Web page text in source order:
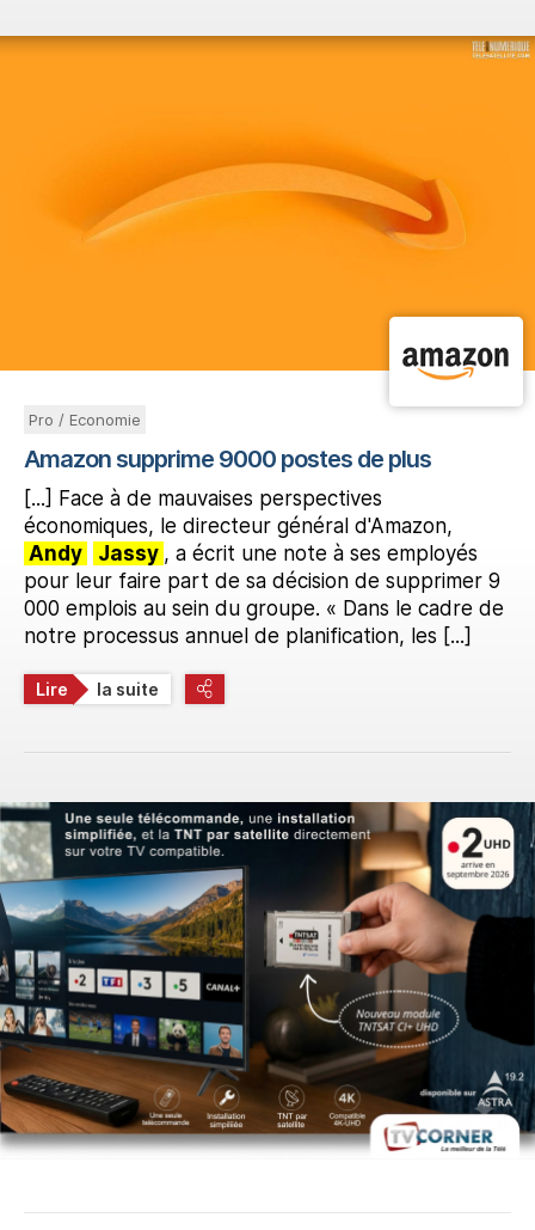
Pro / Economie
Amazon supprime 9000 postes de plus
[...] Face à de mauvaises perspectives
économiques, le directeur général d'Amazon,
Andy
Jassy , a écrit une note à ses employés
pour leur faire part de sa décision de supprimer 9
000 emplois au sein du groupe. « Dans le cadre de
notre processus annuel de planification, les [...]
Lire la suite